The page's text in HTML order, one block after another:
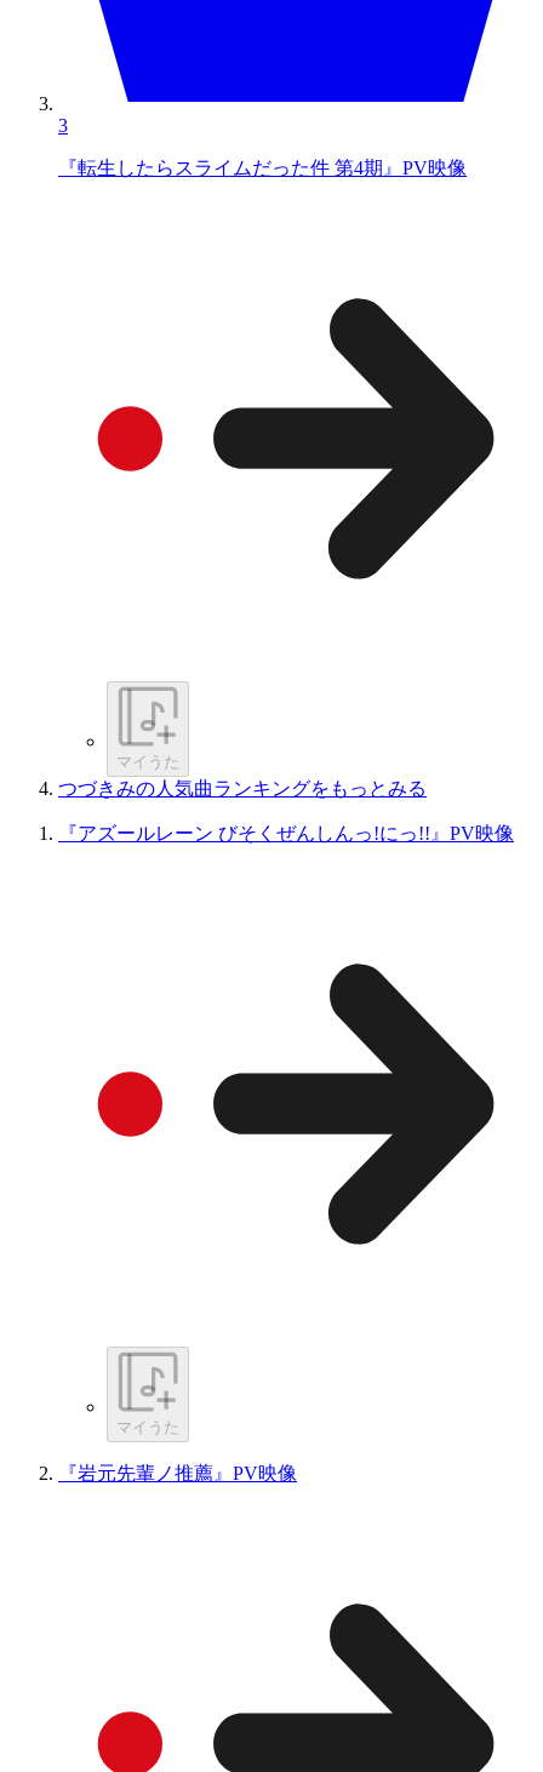
3
『転生したらスライムだった件 第4期』PV映像
マイうた
つづきみの人気曲ランキングをもっとみる
『アズールレーン びそくぜんしんっ!にっ!!』PV映像
マイうた
『岩元先輩ノ推薦』PV映像